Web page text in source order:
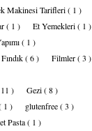
Makinesi Tarifleri( 1 )
( 1 ) Et Yemekleri( 1 )
( 1 )
Fındık( 6 ) Filmler( 3 )
) Gezi( 8 )
1 ) glutenfree( 3 )
Pasta( 1 )